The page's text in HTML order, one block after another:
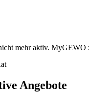
mehr aktiv. MyGEWO
Angebote